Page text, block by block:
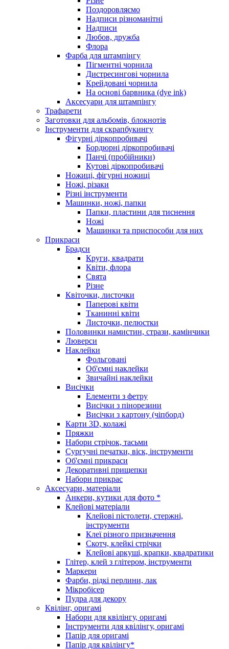
Поздоровляємо
Надписи різноманітні
Надписи
Любов, дружба
Флора
Фарба для штампінгу
Пігментні чорнила
Дистресингові чорнила
Крейдовані чорнила
На основі барвника (dye ink)
Аксесуари для штампінгу
Трафарети
Заготовки для альбомів, блокнотів
Інструменти для скрапбукингу
Фігурні діркопробивачі
Бордюрні діркопробивачі
Панчі (пробійники)
Кутові діркопробивачі
Ножиці, фігурні ножиці
Ножі, різаки
Різні інструменти
Машинки, ножі, папки
Папки, пластини для тиснення
Ножі
Машинки та приспособи для них
Прикраси
Брадси
Круги, квадрати
Квіти, флора
Свята
Різне
Квіточки, листочки
Паперові квіти
Тканинні квіти
Листочки, пелюстки
Половинки намистин, стрази, камінчики
Люверси
Наклейки
Фольговані
Об'ємні наклейки
Звичайні наклейки
Висічки
Елементи з фетру
Висічки з пінорезини
Висічки з картону (чіпборд)
Карти 3D, колажі
Пряжки
Набори стрічок, тасьми
Сургучні печатки, віск, інструменти
Об'ємні прикраси
Декоративні прищепки
Набори прикрас
Аксесуари, матеріали
Анкери, кутики для фото *
Клейові матеріали
Клейові пістолети, стержні,
інструменти
Клеї різного призначення
Скотч, клейкі стрічки
Клейові аркуші, крапки, квадратики
Глітер, клей з глітером, інструменти
Маркери
Фарби, рідкі перлини, лак
Мікробісер
Пудра для декору
Квілінг, оригамі
Набори для квілінгу, оригамі
Інструменти для квілінгу, оригамі
Папір для оригамі
Папір для квілінгу*